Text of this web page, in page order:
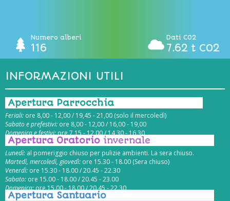
Numero alberi
116
Dati CO2
7.62 t CO2
INFORMAZIONI UTILI
Apertura Parrocchia
Feriali: ore 8,00 - 12,00 / 19,45 - 21,00 (solo il mercoledì)
Sabato e prefestivi: ore 8,00 - 12,00 / 16,00 - 19,00
Domenica e festivi:ore 7,15 - 12,00 / 14,30 - 16,30
Apertura Oratorio invernale
Lunedì: al pomeriggio chiuso per pulizie ambienti. La sera chiuso.
Martedì, mercoledì, giovedì: ore 15.30 - 18.00 (Sera chiuso)
Venerdì: ore 15.30 - 18.00 / 20.45 - 22.30
Sabato: ore 15.00 - 18.00 / 20.45 - 23.00
Domenica:ore 15.00 - 18.00 / 20.45 - 22.30
Apertura Santuario